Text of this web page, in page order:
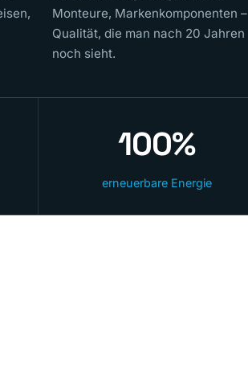
Monteure, Markenkomponenten –
Qualität, die man nach 20 Jahren
noch sieht.
100%
erneuerbare Energie